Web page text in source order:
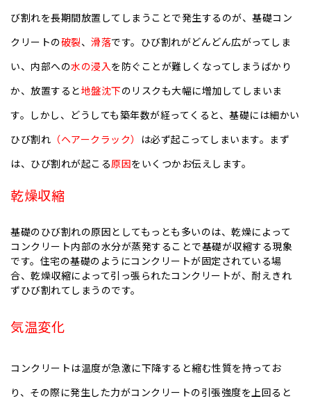
び割れを長期間放置してしまうことで発生するのが、基礎コン
クリートの破裂、 滑落です。ひび割れがどんどん広がってしま
い、内部への水の浸入を防ぐことが難しくなってしまうばかり
か、放置すると地盤沈下のリスクも大幅に増加してしまいま
す。しかし、どうしても築年数が経ってくると、基礎には細かい
ひび割れ （ヘアークラック）
は必ず起こってしまいます。まず
は、ひび割れが起こる原因をいくつかお伝えします。
乾燥収縮
基礎のひび割れの原因としてもっとも多いのは、乾燥によって
コンクリート内部の水分が蒸発することで基礎が収縮する現象
です。住宅の基礎のようにコンクリートが固定されている場
合、乾燥収縮によって引っ張られたコンクリートが、耐えきれ
ずひび割れてしまうのです。
気温変化
コンクリートは温度が急激に下降すると縮む性質を持ってお
り、その際に発生した力がコンクリートの引張強度を上回ると